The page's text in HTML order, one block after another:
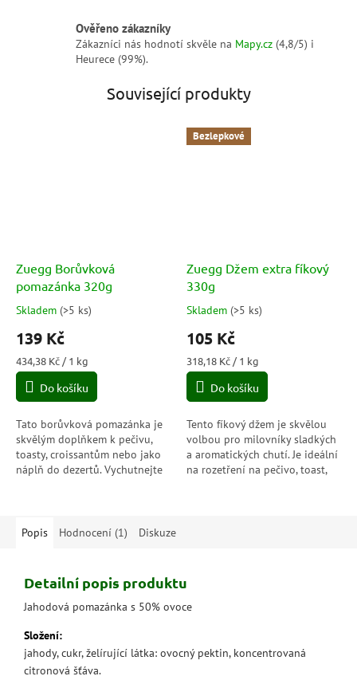
Ověřeno zákazníky
Zákazníci nás hodnotí skvěle na Mapy.cz (4,8/5) i
Heurece (99%).
Související produkty
Zuegg Borůvková
pomazánka 320g
Průměrné
hodnocení
produktu
je
5,0
5
hvězdiček.
Skladem (>5 ks)
139 Kč
Měrná
cena:
434,38 Kč / 1 kg
Do košíku
Tato borůvková pomazánka je
skvělým doplňkem k pečivu,
toasty, croissantům nebo jako
náplň do dezertů. Vychutnejte
Bezlepkové
Zuegg Džem extra fíkový
330g
Průměrné
hodnocení
produktu
je
5,0
5
hvězdiček.
Skladem (>5 ks)
105 Kč
Měrná
cena:
318,18 Kč / 1 kg
Do košíku
Tento fíkový džem je skvělou
volbou pro milovníky sladkých
a aromatických chutí. Je ideální
na rozetření na pečivo, toast,
Popis Hodnocení (1) Diskuze
Detailní popis produktu
Jahodová pomazánka s 50% ovoce
Složení:
jahody, cukr, želírující látka: ovocný pektin, koncentrovaná
citronová šťáva.